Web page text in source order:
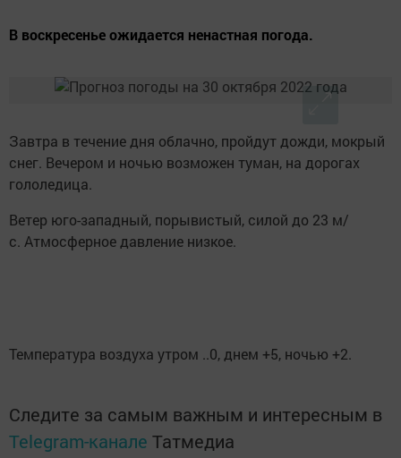
В воскресенье ожидается ненастная погода.
Завтра в течение дня облачно, пройдут дожди, мокрый
снег. Вечером и ночью возможен туман, на дорогах
гололедица.
Ветер юго-западный, порывистый, силой до 23 м/
с. Атмосферное давление низкое.
Температура воздуха утром ..0, днем +5, ночью +2.
Следите за самым важным и интересным в
Telegram-канале Татмедиа